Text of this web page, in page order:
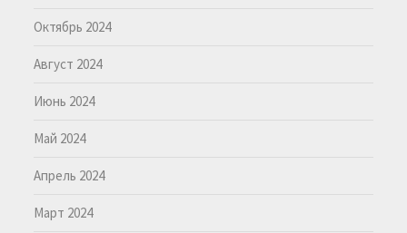
Октябрь 2024
Август 2024
Июнь 2024
Май 2024
Апрель 2024
Март 2024